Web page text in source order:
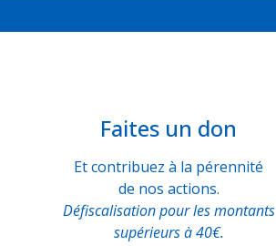
Faites un don
Et contribuez à la pérennité
de nos actions.
Défiscalisation pour les montants
supérieurs à 40€.